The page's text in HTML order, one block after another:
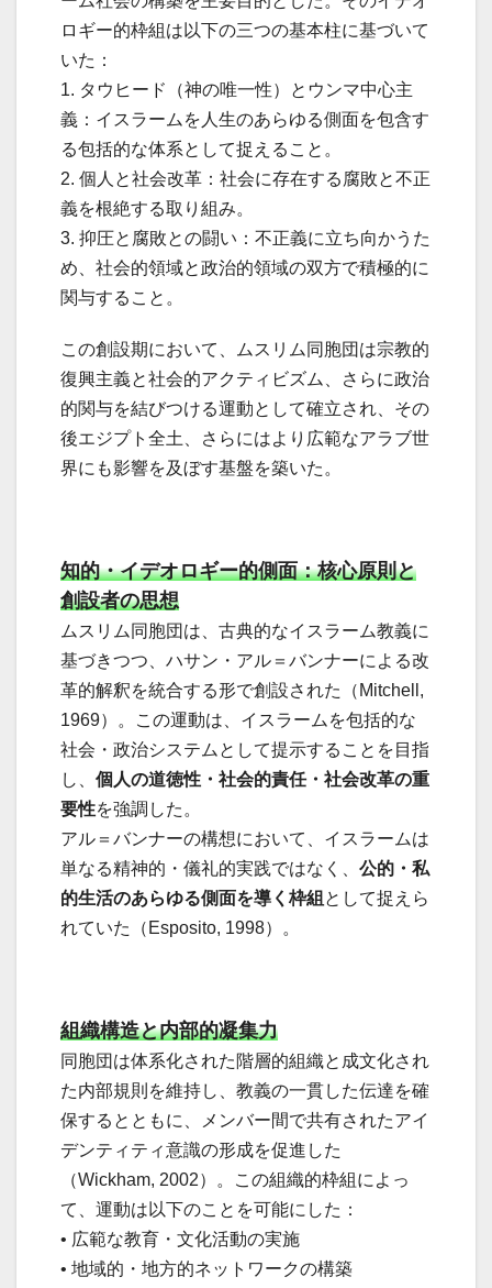
ロギー的枠組は以下の三つの基本柱に基づいて
いた：
1. タウヒード（神の唯一性）とウンマ中心主
義：イスラームを人生のあらゆる側面を包含す
る包括的な体系として捉えること。
2. 個人と社会改革：社会に存在する腐敗と不正
義を根絶する取り組み。
3. 抑圧と腐敗との闘い：不正義に立ち向かうた
め、社会的領域と政治的領域の双方で積極的に
関与すること。
この創設期において、ムスリム同胞団は宗教的
復興主義と社会的アクティビズム、さらに政治
的関与を結びつける運動として確立され、その
後エジプト全土、さらにはより広範なアラブ世
界にも影響を及ぼす基盤を築いた。
知的・イデオロギー的側面：核心原則と
創設者の思想
ムスリム同胞団は、古典的なイスラーム教義に
基づきつつ、ハサン・アル＝バンナーによる改
革的解釈を統合する形で創設された（Mitchell,
1969）。この運動は、イスラームを包括的な
社会・政治システムとして提示することを目指
し、 個人の道徳性・社会的責任・社会改革の重
要性を強調した。
アル＝バンナーの構想において、イスラームは
単なる精神的・儀礼的実践ではなく、 公的・私
的生活のあらゆる側面を導く枠組 として捉えら
れていた（Esposito, 1998）。
組織構造と内部的凝集力
同胞団は体系化された階層的組織と成文化され
た内部規則を維持し、教義の一貫した伝達を確
保するとともに、メンバー間で共有されたアイ
デンティティ意識の形成を促進した
（Wickham, 2002）。この組織的枠組によっ
て、運動は以下のことを可能にした：
• 広範な教育・文化活動の実施
• 地域的・地方的ネットワークの構築